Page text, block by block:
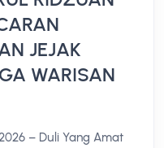
JEJAK
WARISAN
– Duli Yang Amat